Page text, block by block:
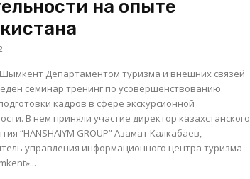
на опыте
Департаментом туризма и внешних связей
семинар тренинг по усовершенствованию
кадров в сфере экскурсионной
В нем приняли участие директор казахстанского
“HANSHAIYM GROUP” Азамат Калкабаев,
управления информационного центра туризма